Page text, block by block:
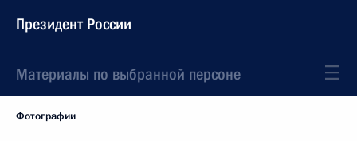
Президент России
Материалы по выбранной персоне
Фотографии